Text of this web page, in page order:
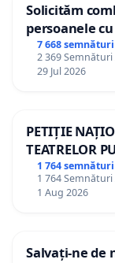
Solicităm
persoanele
7 668 semnături
2 369 Semnături
29 Jul 2026
PETIȚIE
TEATRELOR
ROMÂNIA
1 764 semnături
1 764 Semnături
1 Aug 2026
Salvați-ne de